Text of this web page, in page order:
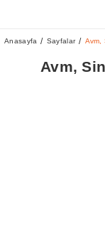
Anasayfa Sayfalar Avm,
Avm,